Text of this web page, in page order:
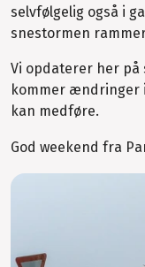
selvfølgelig også i
snestormen
Vi opdaterer her på
kommer ændringer
kan medføre.
God weekend fra